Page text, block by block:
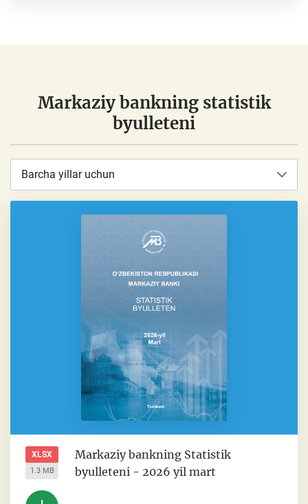
Markaziy bankning statistik
byulleteni
Barcha yillar uchun
XLSX
1.3 MB
Markaziy bankning Statistik
byulleteni - 2026 yil mart